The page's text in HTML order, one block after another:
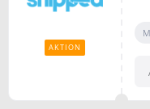
AKTION